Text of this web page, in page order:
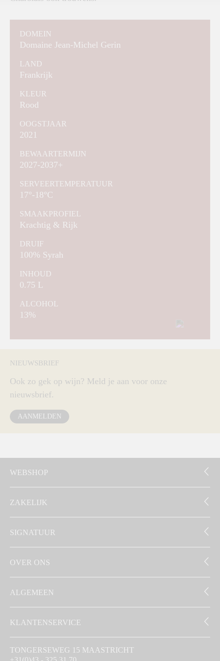
DOMEIN
Domaine Jean-Michel Gerin
LAND
Frankrijk
KLEUR
Rood
OOGSTJAAR
2021
BEWAARTERMIJN
2027-2037+
SERVEERTEMPERATUUR
17°-18°C
SMAAKPROFIEL
Krachtig & Rijk
DRUIF
100% Syrah
INHOUD
0.75 L
ALCOHOL
13%
NIEUWSBRIEF
Ook zo gek op wijn? Meld je aan voor onze
nieuwsbrief.
AANMELDEN
WEBSHOP
ZAKELIJK
SIGNATUUR
OVER ONS
ALGEMEEN
KLANTENSERVICE
TONGERSEWEG 15 MAASTRICHT